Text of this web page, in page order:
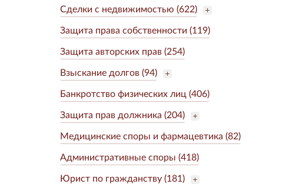
Сделки с недвижимостью (622)
Защита права собственности (119)
Защита авторских прав (254)
Взыскание долгов (94)
Банкротство физических лиц (406)
Защита прав должника (204)
Медицинские споры и фармацевтика (82)
Административные споры (418)
Юрист по гражданству (181)